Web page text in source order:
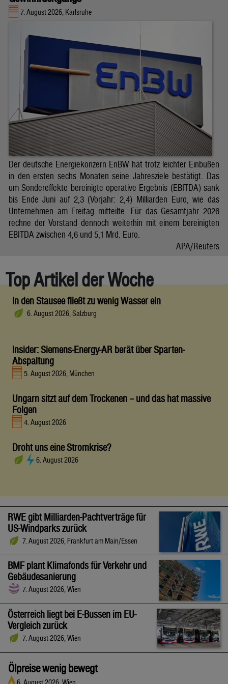
7. August 2026, Karlsruhe
Der deutsche Energiekonzern EnBW hat trotz leichter Einbußen
in den ersten sechs Monaten seine Jahresziele bestätigt. Das
um Sondereffekte bereinigte operative Ergebnis (EBITDA) sank
bis Ende Juni auf 2,3 (Vorjahr: 2,4) Milliarden Euro, wie das
Unternehmen am Freitag mitteilte. Für das Gesamtjahr 2026
rechne der Vorstand dennoch weiterhin mit einem bereinigten
EBITDA zwischen 4,6 und 5,1 Mrd. Euro.
APA/Reuters
Top Artikel der Woche
In den Stausee fließt zu wenig Wasser ein
6. August 2026, Salzburg
Insider: Siemens-Energy-AR berät über Sparten-
Abspaltung
5. August 2026, München
Ungarn sitzt auf dem Trockenen – und das hat massive
Folgen
4. August 2026
Droht uns eine Stromkrise?
6. August 2026
RWE gibt Milliarden-Pachtverträge für
US-Windparks zurück
7. August 2026, Frankfurt am Main/Essen
BMF plant Klimafonds für Verkehr und
Gebäudesanierung
7. August 2026, Wien
Österreich liegt bei E-Bussen im EU-
Vergleich zurück
7. August 2026, Wien
Ölpreise wenig bewegt